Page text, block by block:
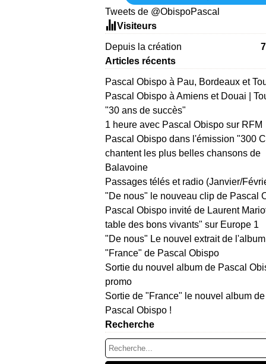
Tweets de @ObispoPascal
Visiteurs
Depuis la création
Articles récents
Pascal Obispo à Pau, Bordeaux et
Pascal Obispo à Amiens et Douai |
"30 ans de succès"
1 heure avec Pascal Obispo sur RFM
Pascal Obispo dans l'émission "300
chantent les plus belles chansons de
Balavoine
Passages télés et radio (Janvier/
"De nous" le nouveau clip de Pascal
Pascal Obispo invité de Laurent
table des bons vivants" sur Europe 1
"De nous" Le nouvel extrait de l'album
"France" de Pascal Obispo
Sortie du nouvel album de Pascal
promo
Sortie de "France" le nouvel album de
Pascal Obispo !
Recherche